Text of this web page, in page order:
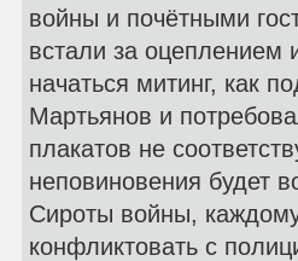
войны и почётными
встали за оцеплением
начаться митинг, как
Мартьянов и
плакатов не
неповиновения будет
Сироты войны,
конфликтовать с